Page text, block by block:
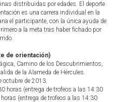
distribuidas por edades. El deporte
es una carrera individual en la
el participante, con la única ayuda de
a la meta tras haber fichado por
de orientación)
Camino de los Descubrimientos,
de la Alameda de Hércules.
octubre de 2013.
horas (entrega de trofeos a las 14:30
(entrega de trofeos a las 14:30